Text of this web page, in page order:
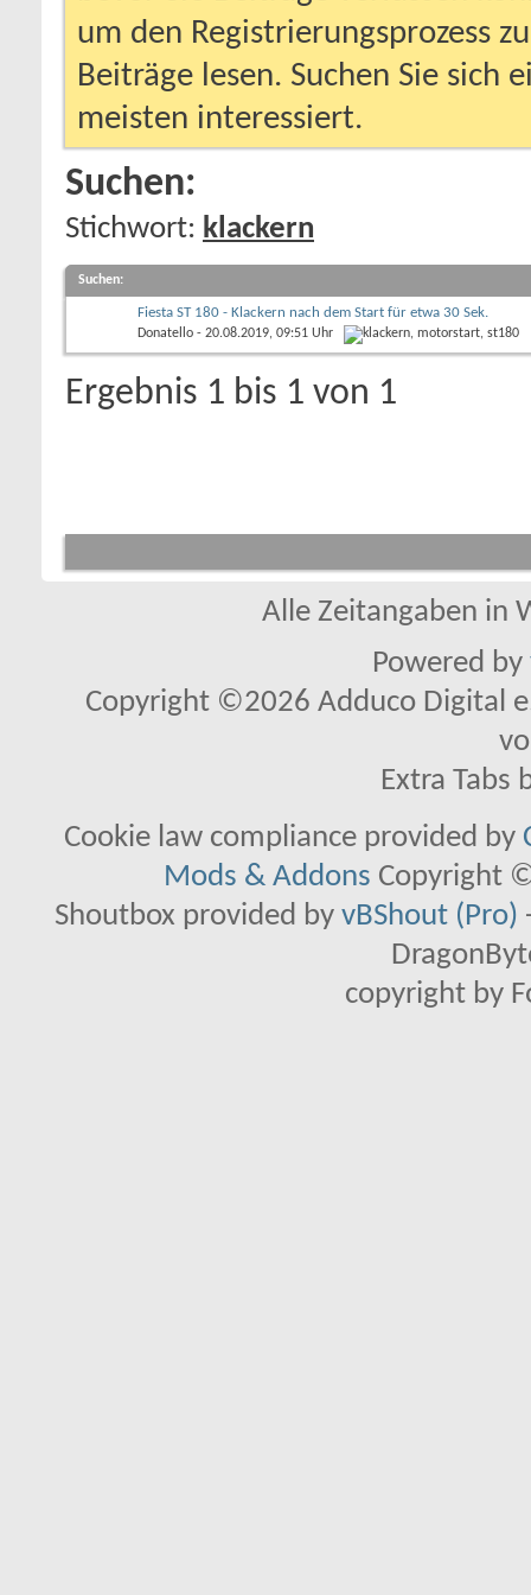
um den Registrierungsprozess
Beiträge lesen. Suchen Sie sich
meisten interessiert.
Suchen:
Stichwort: klackern
Suchen:
Fiesta ST 180 - Klackern nach dem Start für etwa 30 Sek.
Donatello - 20.08.2019, 09:51 Uhr
Ergebnis 1 bis 1 von 1
Alle Zeitangaben in
Powered by
Copyright ©2026 Adduco Digital
Extra Tabs
Cookie law compliance provided by
Mods & Addons Copyright
Shoutbox provided by vBShout (Pro)
copyright by